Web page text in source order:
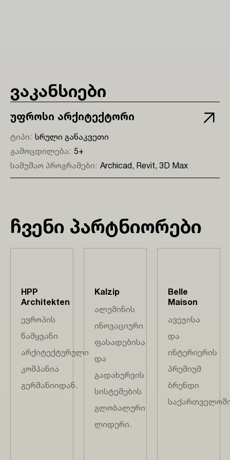
ვაკანსიები
უფროსი არქიტექტორი
ტიპი: სრული განაკვეთი
გამოცდილება: 5+
სამუშაო პროგრამები: Archicad, Revit, 3D Max
ჩვენი პარტნიორები
HPP
Architekten
ევროპის
წამყვანი
არქიტექტურული
კომპანია
გერმანიიდან.
Kalzip
ალუმინის
ინოვაციური
ფასადებისა
და
გადახურვის
სისტემების
გლობალური
ლიდერი.
Belle
Maison
ავეჯისა
და
ინტერიერის
პრემიუმ
ბრენდი